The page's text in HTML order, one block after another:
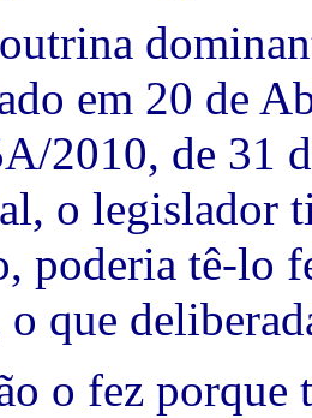
em 20 de
2010, de 31
o legislador
poderia tê-lo
que
o fez